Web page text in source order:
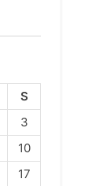
S
3
10
17